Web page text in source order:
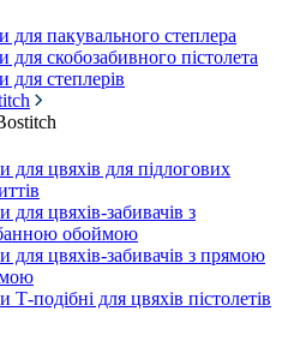
для пакувального степлера
для скобозабивного пістолета
для степлерів
для цвяхів для підлогових
для цвяхів-забивачів з
обоймою
для цвяхів-забивачів з прямою
Т-подібні для цвяхів пістолетів